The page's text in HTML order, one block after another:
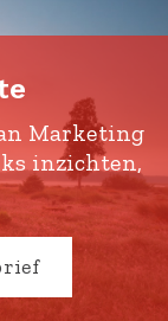
Marketing
inzichten,